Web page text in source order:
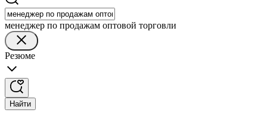
менеджер по продажам оптовой торговли
Резюме
Найти